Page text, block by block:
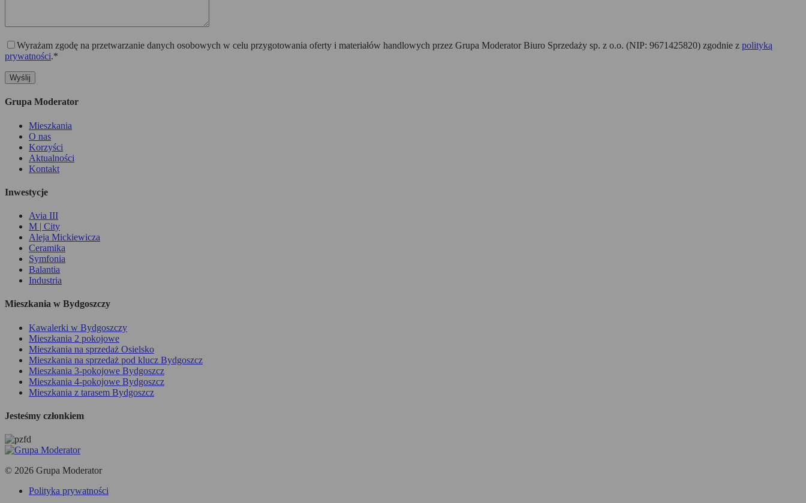
Wyrażam zgodę na przetwarzanie danych osobowych w celu przygotowania oferty i materiałów handlowych przez Grupa Moderator Biuro Sprzedaży sp. z o.o. (NIP: 9671425820) zgodnie z polityką
prywatności.*
Grupa Moderator
Mieszkania
O nas
Korzyści
Aktualności
Kontakt
Inwestycje
Avia III
M | City
Aleja Mickiewicza
Ceramika
Symfonia
Balantia
Industria
Mieszkania w Bydgoszczy
Kawalerki w Bydgoszczy
Mieszkania 2 pokojowe
Mieszkania na sprzedaż Osielsko
Mieszkania na sprzedaż pod klucz Bydgoszcz
Mieszkania 3-pokojowe Bydgoszcz
Mieszkania 4-pokojowe Bydgoszcz
Mieszkania z tarasem Bydgoszcz
Jesteśmy członkiem
© 2026 Grupa Moderator
Polityka prywatności